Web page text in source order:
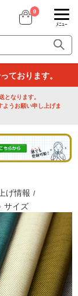
ております。
となります。
ようお願い申し上げま
げ情報 /
サイズ
0
ﾒﾆｭｰ